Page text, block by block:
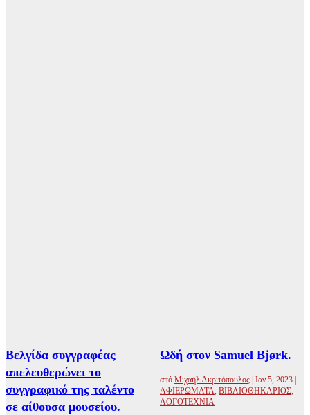
Βελγίδα συγγραφέας
απελευθερώνει το
συγγραφικό της ταλέντο
σε αίθουσα μουσείου.
Ωδή στον Samuel Bjørk.
από Μιχαήλ Ακριτόπουλος Ιαν 5, 2023
ΑΦΙΕΡΩΜΑΤΑ, ΒΙΒΛΙΟΘΗΚΑΡΙΟΣ,
ΛΟΓΟΤΕΧΝΙΑ